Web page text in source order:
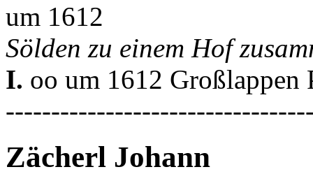
um 1612
Sölden zu einem Hof
I. oo um 1612 Großlappen
Zächerl Johann